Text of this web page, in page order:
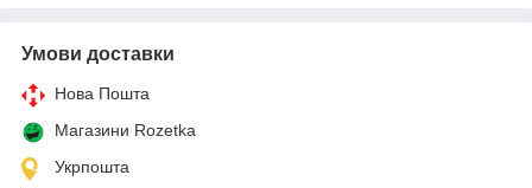
Умови доставки
Нова Пошта
Магазини Rozetka
Укрпошта